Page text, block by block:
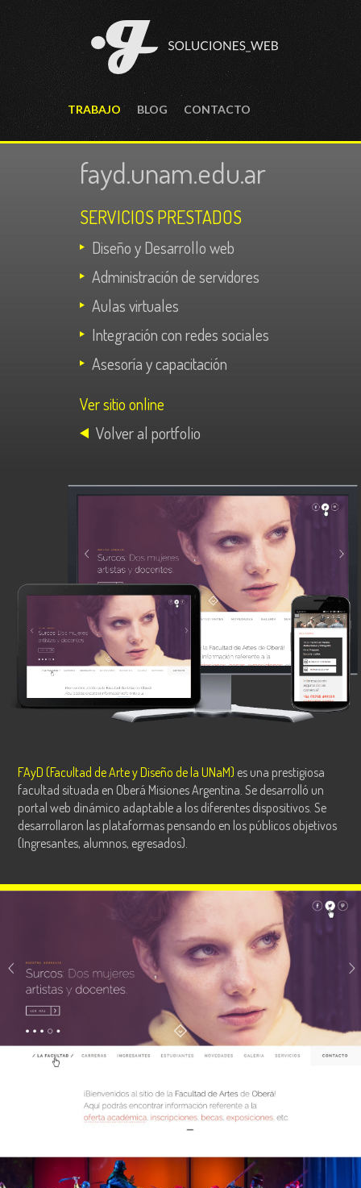
TRABAJO BLOG CONTACTO
fayd.unam.edu.ar
SERVICIOS PRESTADOS
Diseño y Desarrollo web
Administración de servidores
Aulas virtuales
Integración con redes sociales
Asesoría y capacitación
Ver sitio online
Volver al portfolio
FAyD (Facultad de Arte y Diseño de la UNaM) es una prestigiosa
facultad situada en Oberá Misiones Argentina. Se desarrolló un
portal web dinámico adaptable a los diferentes dispositivos. Se
desarrollaron las plataformas pensando en los públicos objetivos
(Ingresantes, alumnos, egresados).